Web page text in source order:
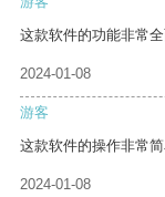
这款软件的功能非常
2024-01-08
游客
这款软件的操作非常
2024-01-08